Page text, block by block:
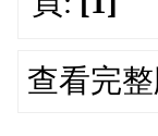
查看完